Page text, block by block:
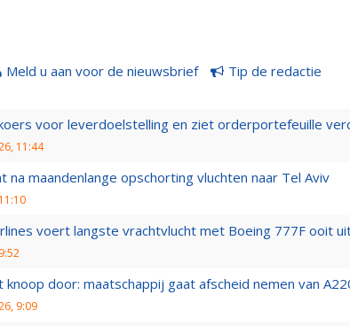
Meld u aan voor de nieuwsbrief Tip de redactie
voor leverdoelstelling en ziet orderportefeuille
11:44
na maandenlange opschorting vluchten naar Tel Aviv
voert langste vrachtvlucht met Boeing 777F ooit
knoop door: maatschappij gaat afscheid nemen van
9:09